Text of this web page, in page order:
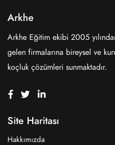
Arkhe
Arkhe Eğitim ekibi 2005
gelen firmalarına bireysel ve
koçluk çözümleri sunmaktadır.
Site Haritası
Hakkımızda